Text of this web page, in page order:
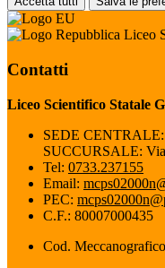
Liceo
Contatti
Liceo Scientifico Statale
SEDE CENTRALE:
SUCCURSALE:
Tel: 0733.237155
Email:
PEC:
C.F.: 80007000435
Cod.